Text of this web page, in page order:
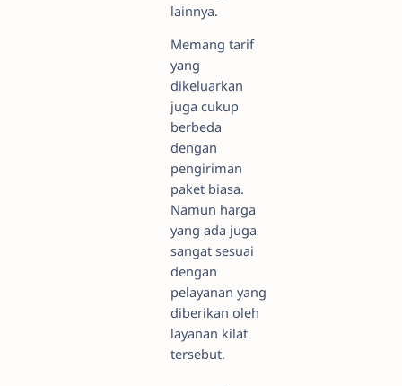
lainnya.
Memang tarif
yang
dikeluarkan
juga cukup
berbeda
dengan
pengiriman
paket biasa.
Namun harga
yang ada juga
sangat sesuai
dengan
pelayanan yang
diberikan oleh
layanan kilat
tersebut.